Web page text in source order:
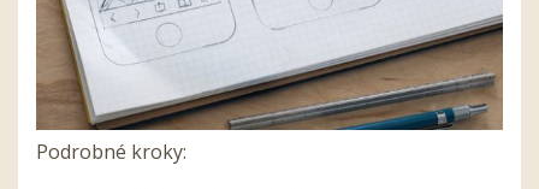
Podrobné kroky: